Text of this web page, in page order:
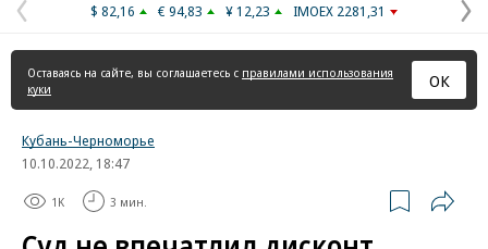
Предыдущая
страница
$ 82,16 € 94,83 ¥ 12,23 IMOEX 2281,31
Оставаясь на сайте, вы соглашаетесь с правилами использования
куки
ОК
Кубань-Черноморье
10.10.2022, 18:47
1K 3 мин.